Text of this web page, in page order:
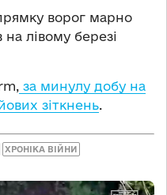
ворог марно
лівому березі
за минулу добу на
зіткнень.
ХРОНІКА ВІЙНИ